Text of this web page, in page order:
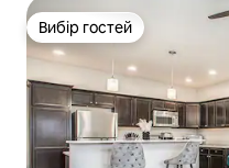
Вибір гостей
Вибір гостей